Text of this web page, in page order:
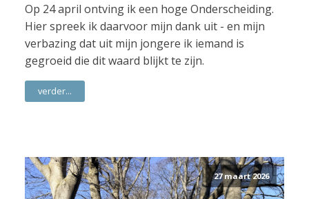
Op 24 april ontving ik een hoge Onderscheiding.
Hier spreek ik daarvoor mijn dank uit - en mijn
verbazing dat uit mijn jongere ik iemand is
gegroeid die dit waard blijkt te zijn.
verder...
27 maart 2026